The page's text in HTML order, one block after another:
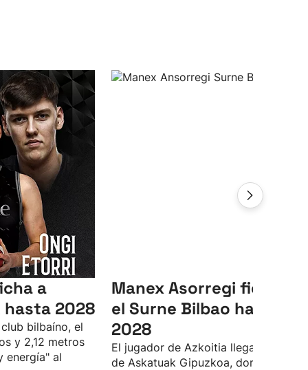
a
hasta 2028
bilbaíno, el
y 2,12 metros
energía" al
Manex Asorregi ficha
el Surne Bilbao hasta
2028
El jugador de Azkoitia llega
de Askatuak Gipuzkoa, donde ha